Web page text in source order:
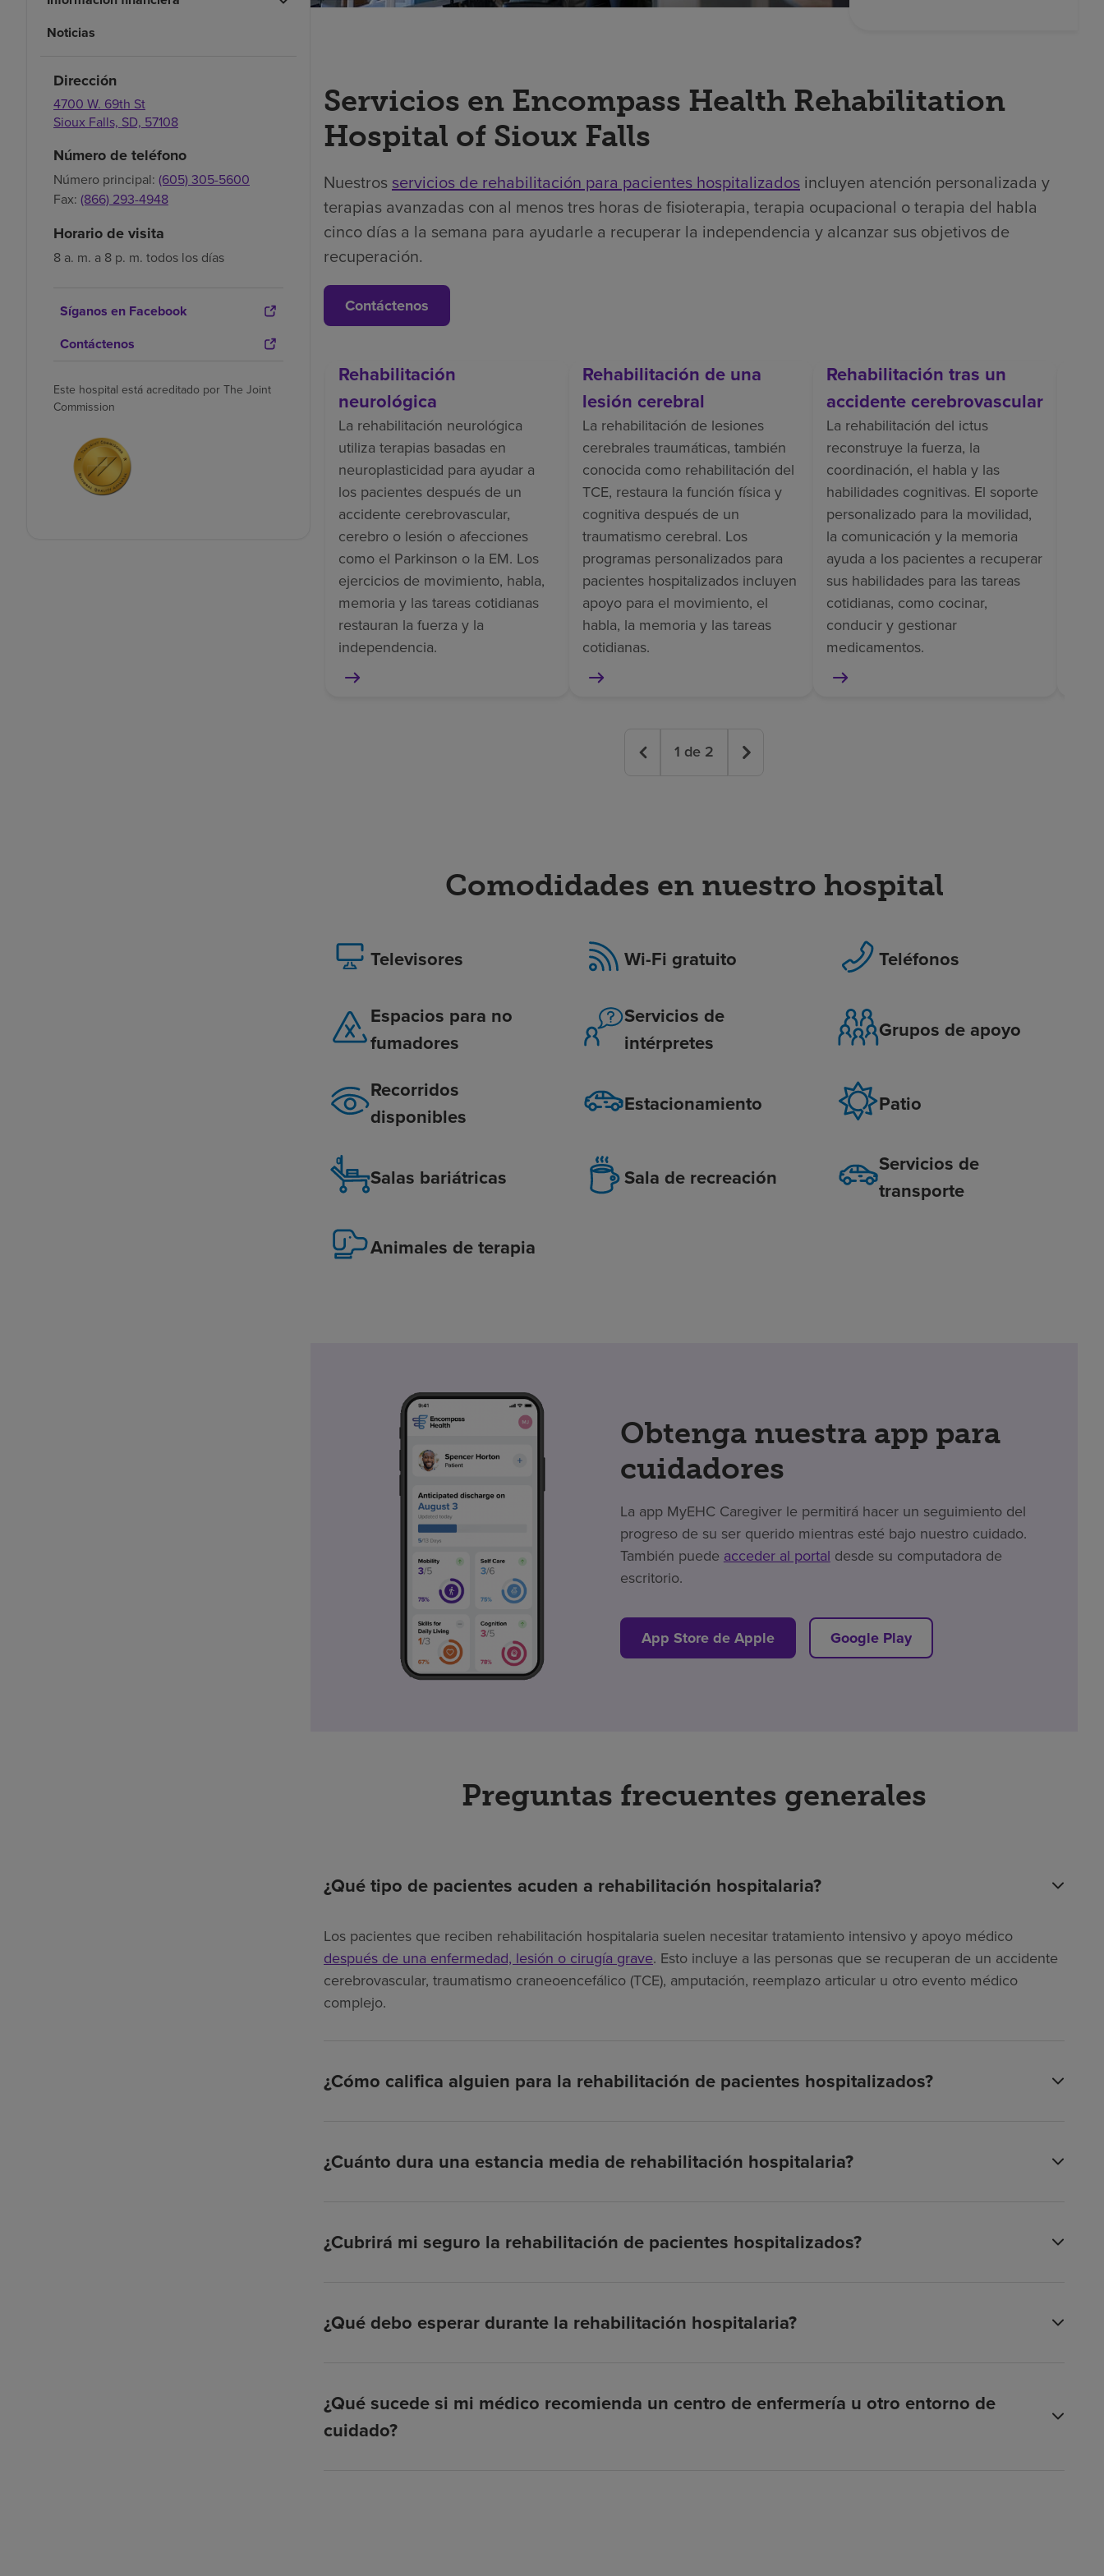
Noticias
Dirección
4700 W. 69th St
Sioux Falls, SD, 57108
Número de teléfono
Número principal: (605) 305-5600
Fax: (866) 293-4948
Horario de visita
8 a. m. a 8 p. m. todos los días
Síganos en Facebook
Contáctenos
Este hospital está acreditado por The Joint
Commission
Servicios en Encompass Health Rehabilitation
Hospital of Sioux Falls
Nuestros servicios de rehabilitación para pacientes hospitalizados incluyen atención personalizada y
terapias avanzadas con al menos tres horas de fisioterapia, terapia ocupacional o terapia del habla
cinco días a la semana para ayudarle a recuperar la independencia y alcanzar sus objetivos de
recuperación.
Contáctenos
Rehabilitación
neurológica
La rehabilitación neurológica
utiliza terapias basadas en
neuroplasticidad para ayudar a
los pacientes después de un
accidente cerebrovascular,
cerebro o lesión o afecciones
como el Parkinson o la EM. Los
ejercicios de movimiento, habla,
memoria y las tareas cotidianas
restauran la fuerza y la
independencia.
Rehabilitación de una
lesión cerebral
La rehabilitación de lesiones
cerebrales traumáticas, también
conocida como rehabilitación del
TCE, restaura la función física y
cognitiva después de un
traumatismo cerebral. Los
programas personalizados para
pacientes hospitalizados incluyen
apoyo para el movimiento, el
habla, la memoria y las tareas
cotidianas.
Rehabilitación tras un
accidente cerebrovascular
La rehabilitación del ictus
reconstruye la fuerza, la
coordinación, el habla y las
habilidades cognitivas. El soporte
personalizado para la movilidad,
la comunicación y la memoria
ayuda a los pacientes a recuperar
sus habilidades para las tareas
cotidianas, como cocinar,
conducir y gestionar
medicamentos.
1 de 2
Comodidades en nuestro hospital
Televisores Wi-Fi gratuito Teléfonos
Espacios para no
fumadores
Servicios de
intérpretes
Grupos de apoyo
Recorridos
disponibles
Estacionamiento Patio
Salas bariátricas Sala de recreación
Servicios de
transporte
Animales de terapia
Obtenga nuestra app para
cuidadores
La app MyEHC Caregiver le permitirá hacer un seguimiento del
progreso de su ser querido mientras esté bajo nuestro cuidado.
También puede acceder al portaldesde su computadora de
escritorio.
App Store de Apple Google Play
Preguntas frecuentes generales
¿Qué tipo de pacientes acuden a rehabilitación hospitalaria?
Los pacientes que reciben rehabilitación hospitalaria suelen necesitar tratamiento intensivo y apoyo médico
después de una enfermedad, lesión o cirugía grave. Esto incluye a las personas que se recuperan de un accidente
cerebrovascular, traumatismo craneoencefálico (TCE), amputación, reemplazo articular u otro evento médico
complejo.
¿Cómo califica alguien para la rehabilitación de pacientes hospitalizados?
¿Cuánto dura una estancia media de rehabilitación hospitalaria?
¿Cubrirá mi seguro la rehabilitación de pacientes hospitalizados?
¿Qué debo esperar durante la rehabilitación hospitalaria?
¿Qué sucede si mi médico recomienda un centro de enfermería u otro entorno de
cuidado?